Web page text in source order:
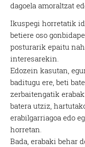
dagoela amoraltzat
Ikuspegi horretatik
betiere oso
posturarik epaitu
interesarekin.
Edozein kasutan,
baditugu ere, beti
zerbaitengatik
batera utziz,
erabilgarriagoa edo
horretan.
Bada, erabaki behar